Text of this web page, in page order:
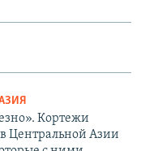
Кортежи
Центральной Азии